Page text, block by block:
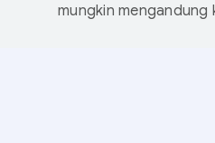
mungkin mengandung